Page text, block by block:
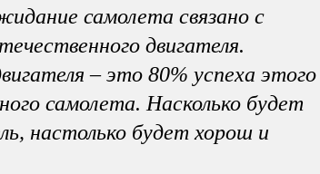
самолета связано с
двигателя.
– это 80% успеха этого
самолета. Насколько будет
настолько будет хорош и